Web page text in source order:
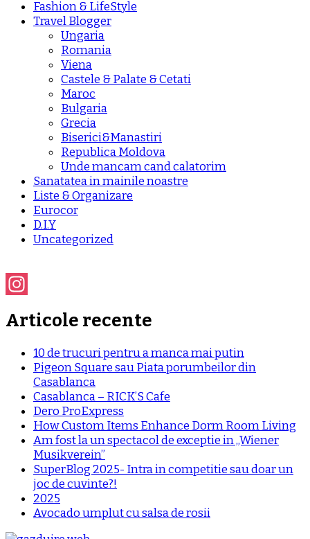
Fashion & LifeStyle
Travel Blogger
Ungaria
Romania
Viena
Castele & Palate & Cetati
Maroc
Bulgaria
Grecia
Biserici&Manastiri
Republica Moldova
Unde mancam cand calatorim
Sanatatea in mainile noastre
Liste & Organizare
Eurocor
D.I.Y
Uncategorized
Articole recente
10 de trucuri pentru a manca mai putin
Pigeon Square sau Piata porumbeilor din
Casablanca
Casablanca – RICK’S Cafe
Dero ProExpress
How Custom Items Enhance Dorm Room Living
Am fost la un spectacol de exceptie in „Wiener
Musikverein”
SuperBlog 2025- Intra in competitie sau doar un
joc de cuvinte?!
2025
Avocado umplut cu salsa de rosii